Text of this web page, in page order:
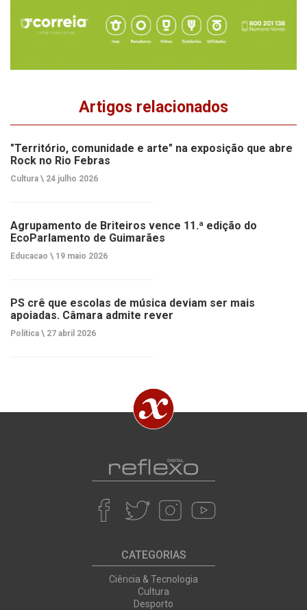
Artigos relacionados
"Território, comunidade e arte" na exposição que abre
Rock no Rio Febras
Cultura \ 24 julho 2026
Agrupamento de Briteiros vence 11.ª edição do
EcoParlamento de Guimarães
Educacao \ 19 maio 2026
PS crê que escolas de música deviam ser mais
apoiadas. Câmara admite rever
Política \ 27 abril 2026
CATEGORIAS
Ciência & Tecnologia
Cultura
Desporto